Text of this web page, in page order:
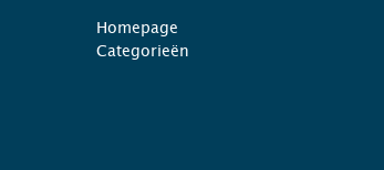
Homepage
Categorieën